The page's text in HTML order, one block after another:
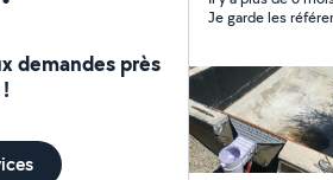
demandes près
Je garde les